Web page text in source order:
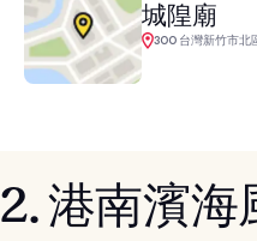
城隍廟
300 台灣新竹市北
2. 港南濱